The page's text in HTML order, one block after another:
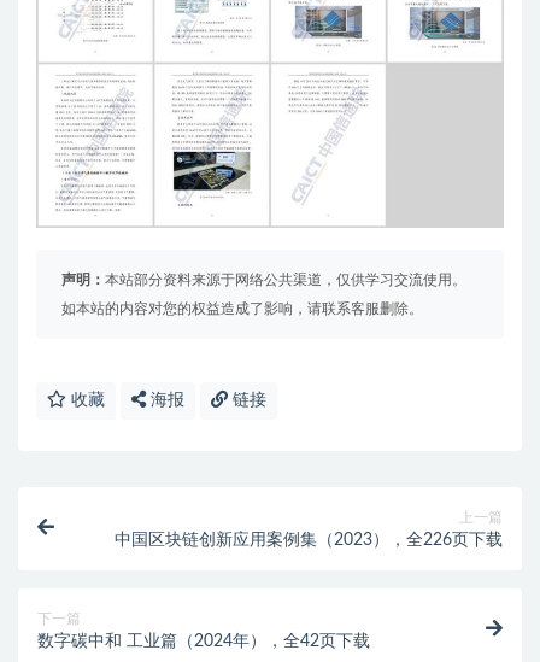
声明： 本站部分资料来源于网络公共渠道，仅供学习交流使用。
如本站的内容对您的权益造成了影响，请联系客服删除。
收藏 海报 链接
上一篇
中国区块链创新应用案例集（2023），全226页下载
下一篇
数字碳中和 工业篇（2024年），全42页下载